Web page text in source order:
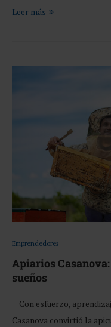
Leer más
Emprendedores
Apiarios
sueños
Con esfuerzo,
Casanova convirtió la